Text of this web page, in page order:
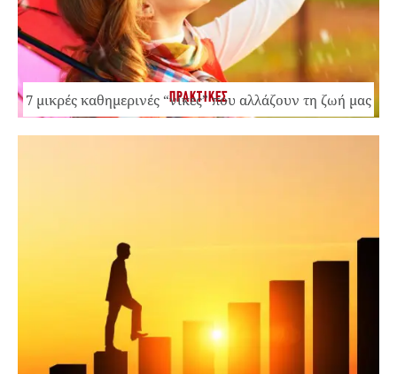
ΠΡΑΚΤΙΚΕΣ
7 μικρές καθημερινές “νίκες” που αλλάζουν τη ζωή μας